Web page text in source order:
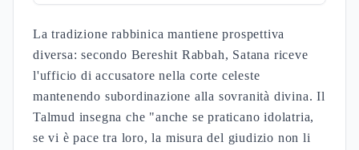
La tradizione rabbinica mantiene prospettiva
diversa: secondo Bereshit Rabbah, Satana riceve
l'ufficio di accusatore nella corte celeste
mantenendo subordinazione alla sovranità divina. Il
Talmud insegna che "anche se praticano idolatria,
se vi è pace tra loro, la misura del giudizio non li